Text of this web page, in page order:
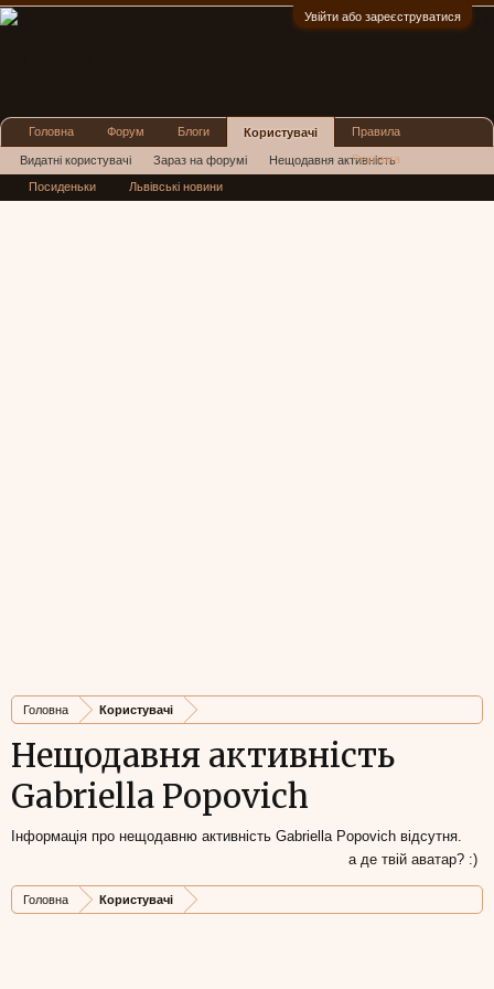
Увійти або зареєструватися
Головна Користувачі
Нещодавня активність
Gabriella Popovich
Інформація про нещодавню активність Gabriella Popovich відсутня.
а де твій аватар? :)
Головна Користувачі
Головна Форум Блоги Користувачі
Видатні користувачі Зараз на форумі Нещодавня активність
Нові повідомлення профілю
Правила
Реклама
Посиденьки Львівські новини